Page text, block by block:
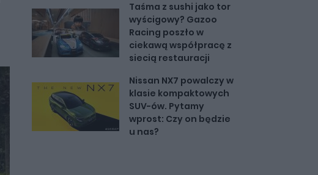
Taśma z sushi jako tor
wyścigowy? Gazoo
Racing poszło w
ciekawą współpracę z
siecią restauracji
Nissan NX7 powalczy w
klasie kompaktowych
SUV-ów. Pytamy
wprost: Czy on będzie
u nas?